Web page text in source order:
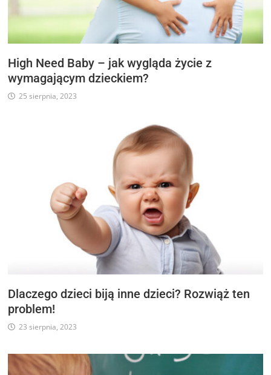
High Need Baby – jak wygląda życie z
wymagającym dzieckiem?
25 sierpnia, 2023
Dlaczego dzieci biją inne dzieci? Rozwiąż ten
problem!
23 sierpnia, 2023